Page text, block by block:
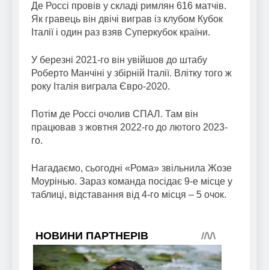
Де Россі провів у складі римлян 616 матчів.
Як гравець він двічі виграв із клубом Кубок
Італії і один раз взяв Суперкубок країни.
У березні 2021-го він увійшов до штабу
Роберто Манчіні у збірній Італії. Влітку того ж
року Італія виграла Євро-2020.
Потім де Россі очолив СПАЛ. Там він
працював з жовтня 2022-го до лютого 2023-
го.
Нагадаємо, сьогодні «Рома» звільнила Жозе
Моурінью. Зараз команда посідає 9-е місце у
таблиці, відставання від 4-го місця – 5 очок.